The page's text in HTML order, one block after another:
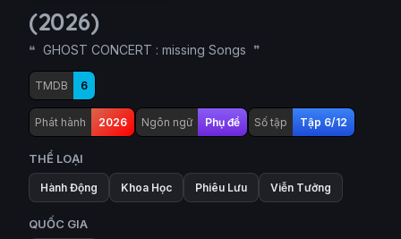
(2026)
GHOST CONCERT : missing Songs
TMDB 6
Phát hành 2026 Ngôn ngữ Phụ đề Số tập Tập 6/12
THỂ LOẠI
Hành Động Khoa Học Phiêu Lưu Viễn Tưởng
QUỐC GIA